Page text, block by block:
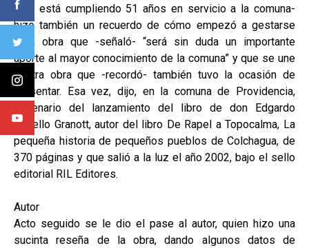
días está cumpliendo 51 años en servicio a la comuna-
hizo también un recuerdo de cómo empezó a gestarse
esta obra que -señaló- “será sin duda un importante
aporte al mayor conocimiento de la comuna” y que se une
a otra obra que -recordó- también tuvo la ocasión de
presentar. Esa vez, dijo, en la comuna de Providencia,
escenario del lanzamiento del libro de don Edgardo
Cabello Granott, autor del libro De Rapel a Topocalma, La
pequeña historia de pequeños pueblos de Colchagua, de
370 páginas y que salió a la luz el año 2002, bajo el sello
editorial RIL Editores.
Autor
Acto seguido se le dio el pase al autor, quien hizo una
sucinta reseña de la obra, dando algunos datos de